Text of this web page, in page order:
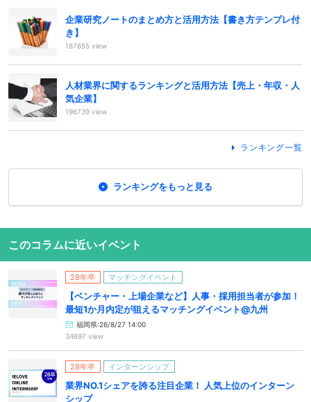
企業研究ノートのまとめ方と活用方法【書き方テンプレ付
き】
187655 view
人材業界に関するランキングと活用方法【売上・年収・人
気企業】
196739 view
ランキング一覧
ランキングをもっと見る
このコラムに近いイベント
28年卒 マッチングイベント
【ベンチャー・上場企業など】人事・採用担当者が参加！
最短1か月内定が狙えるマッチングイベント@九州
福岡県:26/8/27 14:00
34697 view
28年卒 インターンシップ
業界NO.1シェアを誇る注目企業！ 人気上位のインターン
シップ